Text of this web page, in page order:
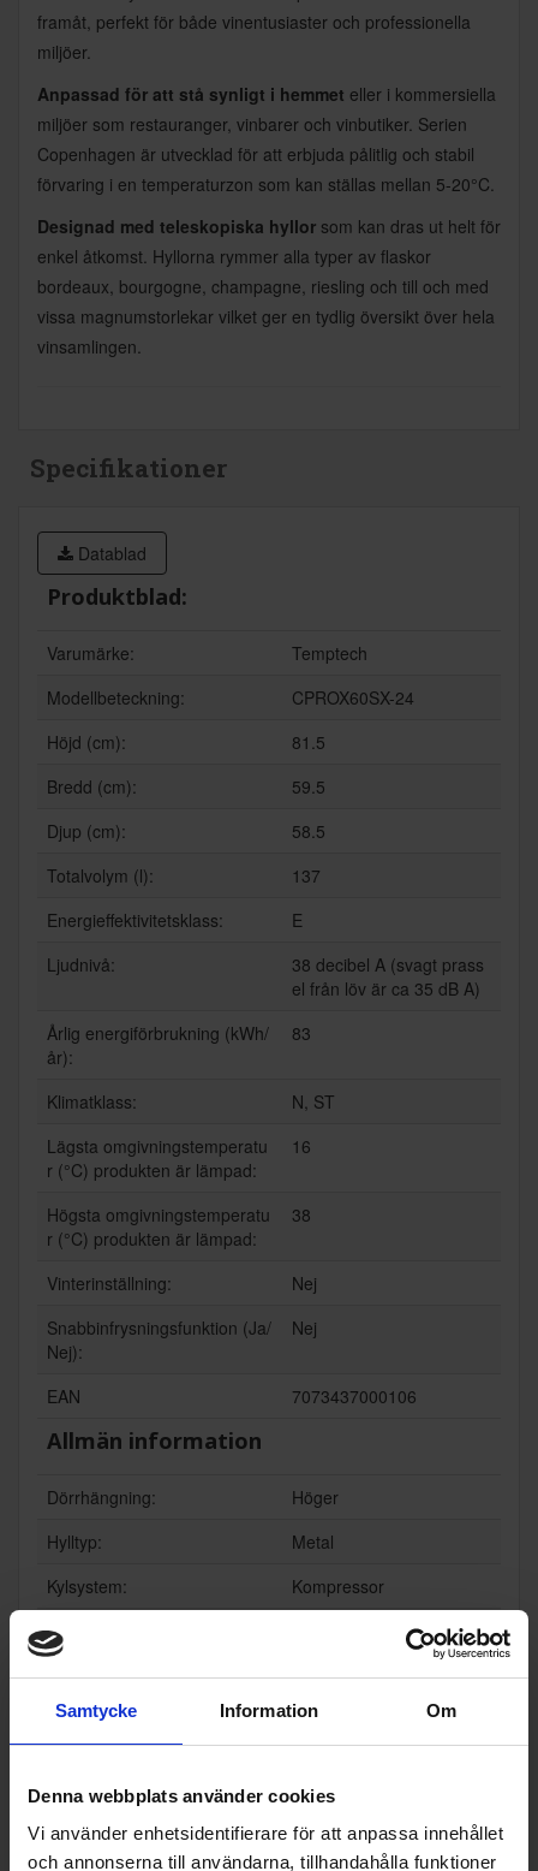
Samtycke Information Om
Denna webbplats använder cookies
Vi använder enhetsidentifierare för att anpassa innehållet
och annonserna till användarna, tillhandahålla funktioner
framåt, perfekt för både vinentusiaster och professionella
miljöer.
Anpassad för att stå synligt i hemmet eller i kommersiella
miljöer som restauranger, vinbarer och vinbutiker. Serien
Copenhagen är utvecklad för att erbjuda pålitlig och stabil
förvaring i en temperaturzon som kan ställas mellan 5-20°C.
Designad med teleskopiska hyllor som kan dras ut helt för
enkel åtkomst. Hyllorna rymmer alla typer av flaskor
bordeaux, bourgogne, champagne, riesling och till och med
vissa magnumstorlekar vilket ger en tydlig översikt över hela
vinsamlingen.
Specifikationer
Datablad
Produktblad:
Varumärke:
Temptech
Modellbeteckning:
CPROX60SX-24
Höjd (cm):
81.5
Bredd (cm):
59.5
Djup (cm):
58.5
Totalvolym (l):
137
Energieffektivitetsklass:
E
Ljudnivå:
38 decibel A (svagt prass
el från löv är ca 35 dB A)
Årlig energiförbrukning (kWh/
år):
83
Klimatklass:
N, ST
Lägsta omgivningstemperatu
r (°C) produkten är lämpad:
16
Högsta omgivningstemperatu
r (°C) produkten är lämpad:
38
Vinterinställning:
Nej
Snabbinfrysningsfunktion (Ja/
Nej):
Nej
EAN 7073437000106
Allmän information
Dörrhängning:
Höger
Hylltyp:
Metal
Kylsystem:
Kompressor
Placering:
Färg:
Rostfri
Produktgrupp:
Vinkyl inbyggnad
UV-skydd dörr (Ja/Nej):
Ja